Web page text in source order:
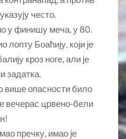
често.
у финишу меча, у 80.
лопту Боаћију, који је
кроз ноге, али је
задатка.
више опасности било
вечерас црвено-бели
пречку, имао је